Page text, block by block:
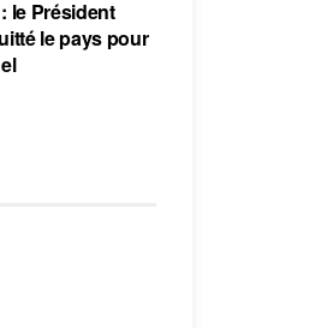
le Président
le pays pour